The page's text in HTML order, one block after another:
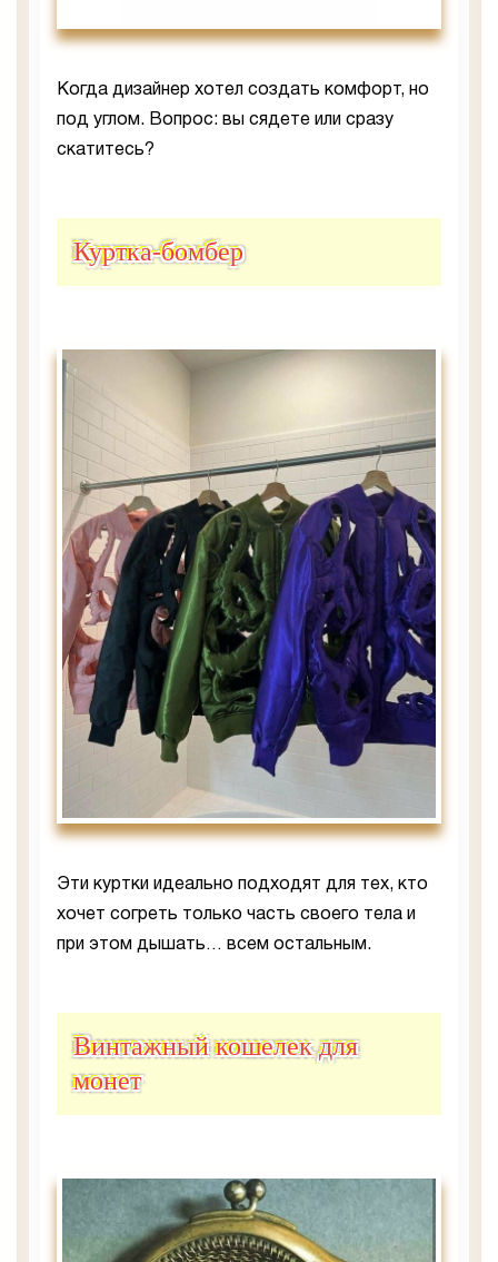
Когда дизайнер хотел создать комфорт, но
под углом. Вопрос: вы сядете или сразу
скатитесь?
Куртка-бомбер
Эти куртки идеально подходят для тех, кто
хочет согреть только часть своего тела и
при этом дышать… всем остальным.
Винтажный кошелек для
монет